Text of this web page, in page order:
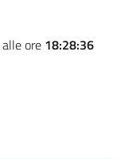
alle ore 18:28:36